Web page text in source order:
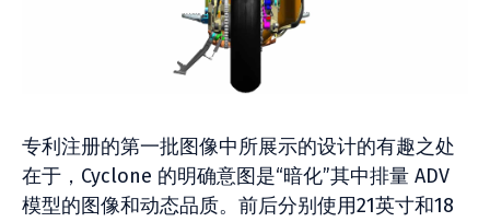
专利注册的第一批图像中所展示的设计的有趣之处
在于，Cyclone 的明确意图是“暗化”其中排量 ADV
模型的图像和动态品质。前后分别使用21英寸和18